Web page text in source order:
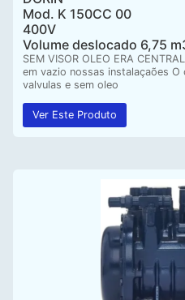
Mod. K 150CC 00
400V
Volume deslocado 6,75
SEM VISOR OLEO ERA
em vazio nossas instalaçaões
valvulas e sem oleo
Ver Este Produto